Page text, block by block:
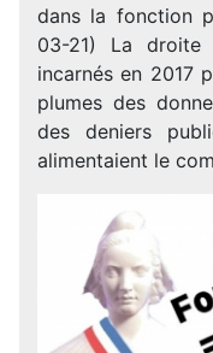
dans la fonction
03-21) La droite
incarnés en 2017
plumes des
des deniers
alimentaient le